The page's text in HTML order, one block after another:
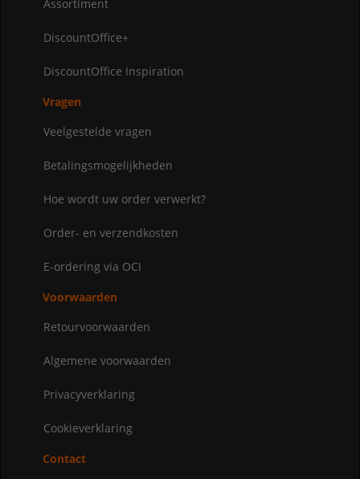
Assortiment
DiscountOffice+
DiscountOffice Inspiration
Vragen
Veelgestelde vragen
Betalingsmogelijkheden
Hoe wordt uw order verwerkt?
Order- en verzendkosten
E-ordering via OCI
Voorwaarden
Retourvoorwaarden
Algemene voorwaarden
Privacyverklaring
Cookieverklaring
Contact